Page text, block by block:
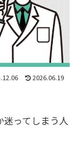
2026.06.19
ってしまう人